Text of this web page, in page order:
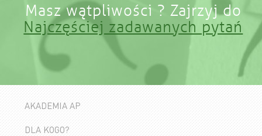
Masz wątpliwości ? Zajrzyj do
Najczęściej zadawanych pytań
AKADEMIA AP
DLA KOGO?